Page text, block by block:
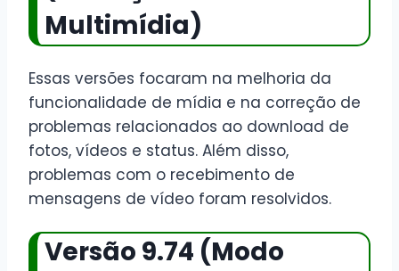
Multimídia)
Essas versões focaram na melhoria da
funcionalidade de mídia e na correção de
problemas relacionados ao download de
fotos, vídeos e status. Além disso,
problemas com o recebimento de
mensagens de vídeo foram resolvidos.
Versão 9.74 (Modo